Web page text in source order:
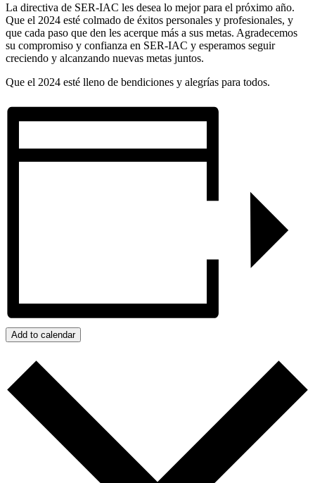
La directiva de SER-IAC les desea lo mejor para el próximo año.
Que el 2024 esté colmado de éxitos personales y profesionales, y
que cada paso que den les acerque más a sus metas. Agradecemos
su compromiso y confianza en SER-IAC y esperamos seguir
creciendo y alcanzando nuevas metas juntos.
Que el 2024 esté lleno de bendiciones y alegrías para todos.
Add to calendar